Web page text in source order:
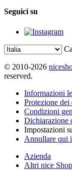
Seguici su
© 2010-2026
reserved.
Informazioni
Protezione dei
Condizioni
Dichiarazione
Impostazioni
Annullare qui
Azienda
Altri nice